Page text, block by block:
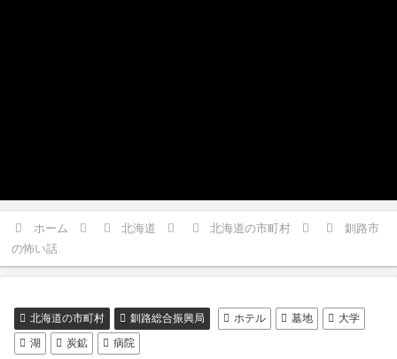
ホーム 北海道 北海道の市町村
釧路市
の怖い話
北海道の市町村 釧路総合振興局 ホテル 墓地
大学
湖
炭鉱 病院